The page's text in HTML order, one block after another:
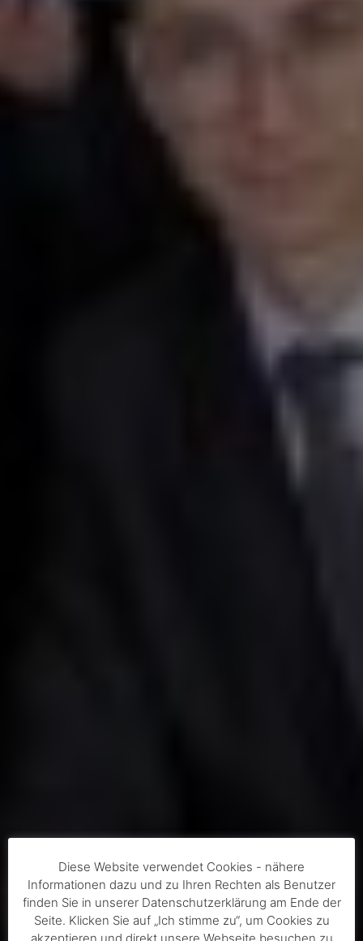
Diese Website verwendet Cookies - nähere
Informationen dazu und zu Ihren Rechten als Benutzer
finden Sie in unserer Datenschutzerklärung am Ende der
Seite. Klicken Sie auf „Ich stimme zu“, um Cookies zu
akzeptieren und direkt unsere Webseite besuchen zu